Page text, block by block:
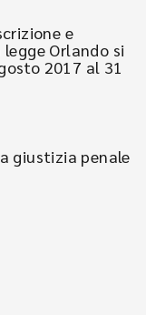
e
Orlando si
2017 al 31
giustizia penale